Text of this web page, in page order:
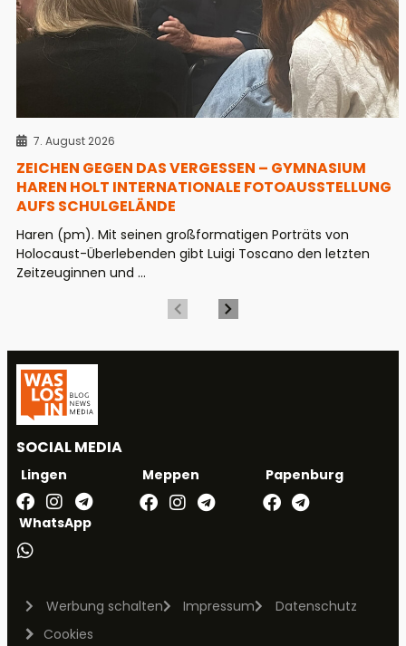
7. August 2026
ZEICHEN GEGEN DAS VERGESSEN – GYMNASIUM
HAREN HOLT INTERNATIONALE FOTOAUSSTELLUNG
AUFS SCHULGELÄNDE
Haren (pm). Mit seinen großformatigen Porträts von
Holocaust-Überlebenden gibt Luigi Toscano den letzten
Zeitzeuginnen und ...
SOCIAL MEDIA
Lingen Meppen Papenburg
WhatsApp
Werbung schalten Impressum
Datenschutz
Cookies